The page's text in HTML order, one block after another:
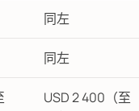
同左
同左
USD 2 400（至